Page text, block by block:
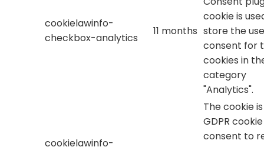
cookielawinfo-
checkbox-analytics
11 months
cookie is
store the
consent for
cookies in
category
"Analytics".
cookielawinfo-
The cookie
GDPR cookie
consent to